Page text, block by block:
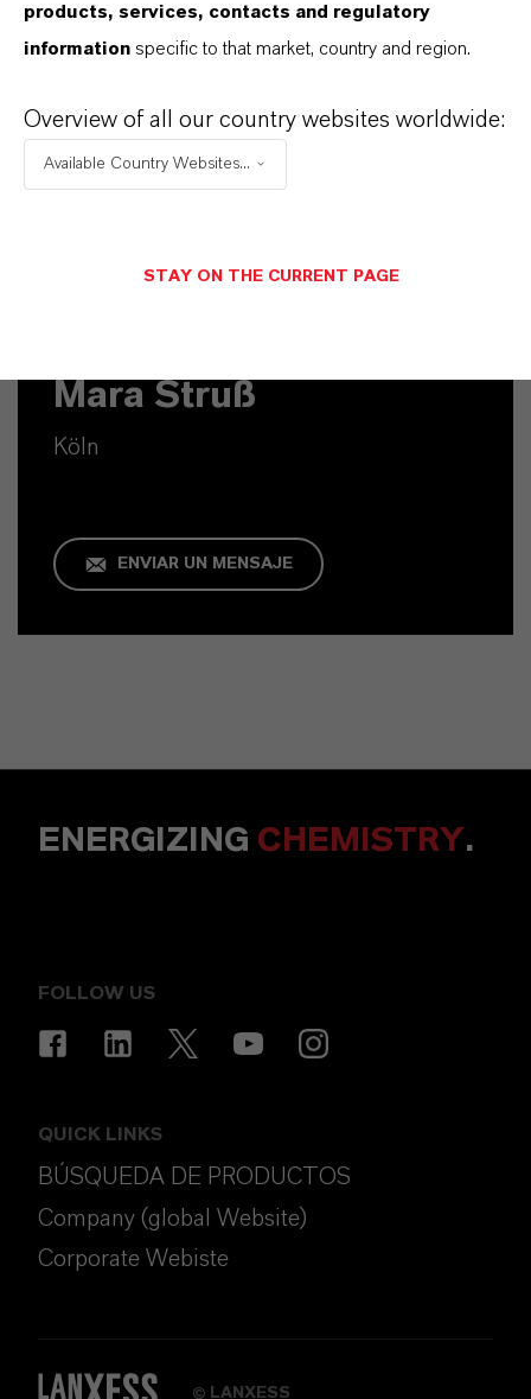
SELECCIONA EL IDIOMA
Mara Struß
Köln
ENVIAR UN MENSAJE
ENERGIZING CHEMISTRY.
FOLLOW US
QUICK LINKS
BÚSQUEDA DE PRODUCTOS
Company (global Website)
Corporate Webiste
LANXESS
products, services, contacts and regulatory
information specific to that market, country and region.
Overview of all our country websites worldwide:
Available Country Websites...
STAY ON THE CURRENT PAGE